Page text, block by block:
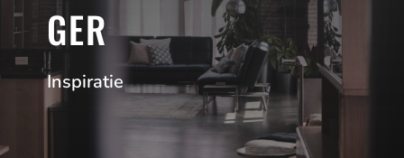
GER
Inspiratie